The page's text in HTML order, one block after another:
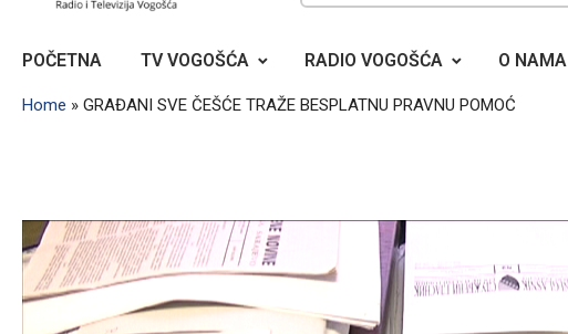
RADIO TELEVIZIJA VOGOŠĆA
POČETNA TV VOGOŠĆA RADIO VOGOŠĆA O NAMA
Home » GRAĐANI SVE ČEŠĆE TRAŽE BESPLATNU PRAVNU POMOĆ